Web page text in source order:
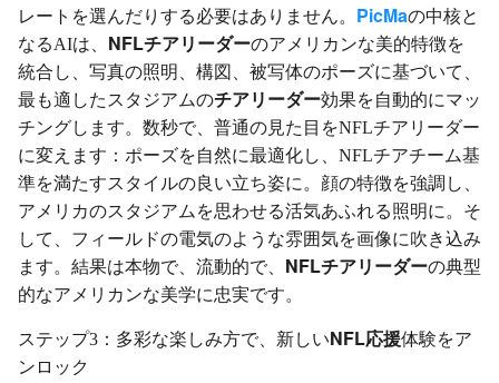
レートを選んだりする必要はありません。 PicMaの中核と
なるAIは、 NFLチアリーダーのアメリカンな美的特徴を
統合し、写真の照明、構図、被写体のポーズに基づいて、
最も適したスタジアムのチアリーダー効果を自動的にマッ
チングします。数秒で、普通の見た目をNFLチアリーダー
に変えます：ポーズを自然に最適化し、NFLチアチーム基
準を満たすスタイルの良い立ち姿に。顔の特徴を強調し、
アメリカのスタジアムを思わせる活気あふれる照明に。そ
して、フィールドの電気のような雰囲気を画像に吹き込み
ます。結果は本物で、流動的で、 NFLチアリーダーの典型
的なアメリカンな美学に忠実です。
ステップ3：多彩な楽しみ方で、新しいNFL応援体験をア
ンロック